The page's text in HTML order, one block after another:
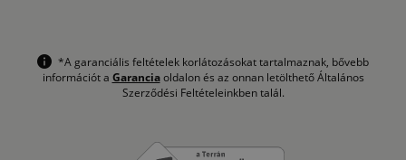
*A garanciális feltételek korlátozásokat tartalmaznak, bővebb
információt a Garanciaoldalon és az onnan letölthető Általános
Szerződési Feltételeinkben talál.